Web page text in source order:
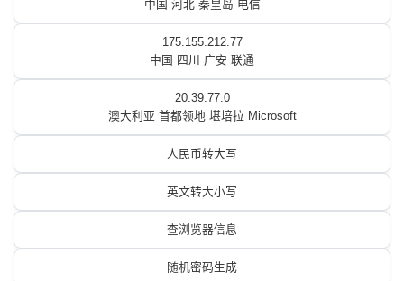
中国 河北 秦皇岛 电信
175.155.212.77
中国 四川 广安 联通
20.39.77.0
澳大利亚 首都领地 堪培拉 Microsoft
人民币转大写
英文转大小写
查浏览器信息
随机密码生成